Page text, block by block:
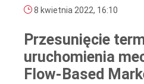
8 kwietnia 2022, 16:10
Przesunięcie
uruchomienia
Flow-Based